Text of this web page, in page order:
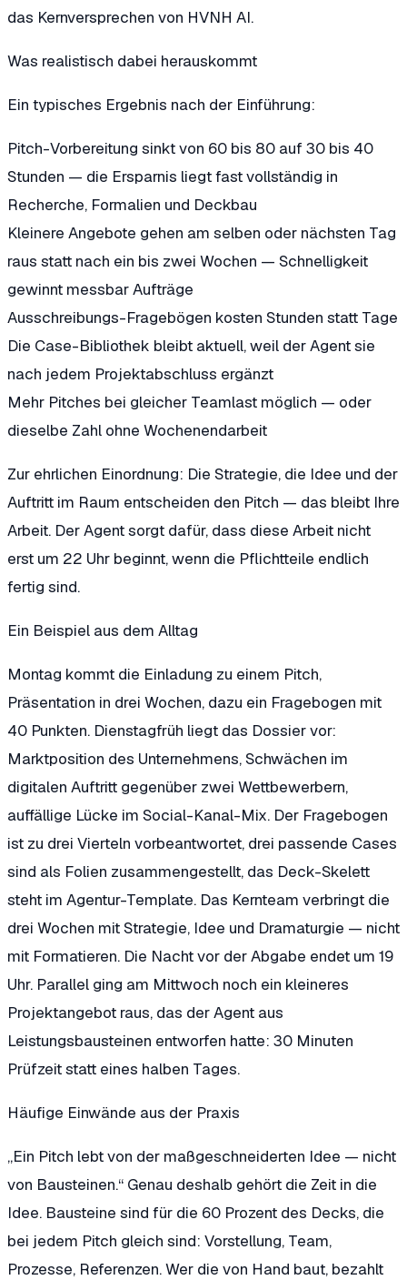
das Kernversprechen von HVNH AI.
Was realistisch dabei herauskommt
Ein typisches Ergebnis nach der Einführung:
Pitch-Vorbereitung sinkt von 60 bis 80 auf 30 bis 40
Stunden — die Ersparnis liegt fast vollständig in
Recherche, Formalien und Deckbau
Kleinere Angebote gehen am selben oder nächsten Tag
raus statt nach ein bis zwei Wochen — Schnelligkeit
gewinnt messbar Aufträge
Ausschreibungs-Fragebögen kosten Stunden statt Tage
Die Case-Bibliothek bleibt aktuell, weil der Agent sie
nach jedem Projektabschluss ergänzt
Mehr Pitches bei gleicher Teamlast möglich — oder
dieselbe Zahl ohne Wochenendarbeit
Zur ehrlichen Einordnung: Die Strategie, die Idee und der
Auftritt im Raum entscheiden den Pitch — das bleibt Ihre
Arbeit. Der Agent sorgt dafür, dass diese Arbeit nicht
erst um 22 Uhr beginnt, wenn die Pflichtteile endlich
fertig sind.
Ein Beispiel aus dem Alltag
Montag kommt die Einladung zu einem Pitch,
Präsentation in drei Wochen, dazu ein Fragebogen mit
40 Punkten. Dienstagfrüh liegt das Dossier vor:
Marktposition des Unternehmens, Schwächen im
digitalen Auftritt gegenüber zwei Wettbewerbern,
auffällige Lücke im Social-Kanal-Mix. Der Fragebogen
ist zu drei Vierteln vorbeantwortet, drei passende Cases
sind als Folien zusammengestellt, das Deck-Skelett
steht im Agentur-Template. Das Kernteam verbringt die
drei Wochen mit Strategie, Idee und Dramaturgie — nicht
mit Formatieren. Die Nacht vor der Abgabe endet um 19
Uhr. Parallel ging am Mittwoch noch ein kleineres
Projektangebot raus, das der Agent aus
Leistungsbausteinen entworfen hatte: 30 Minuten
Prüfzeit statt eines halben Tages.
Häufige Einwände aus der Praxis
„Ein Pitch lebt von der maßgeschneiderten Idee — nicht
von Bausteinen.“ Genau deshalb gehört die Zeit in die
Idee. Bausteine sind für die 60 Prozent des Decks, die
bei jedem Pitch gleich sind: Vorstellung, Team,
Prozesse, Referenzen. Wer die von Hand baut, bezahlt